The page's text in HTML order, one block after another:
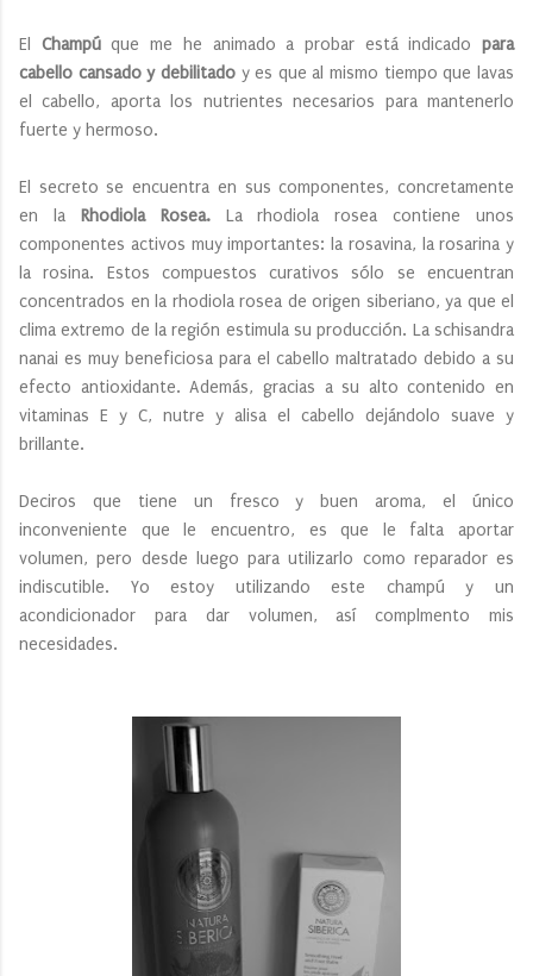
El Champúque me he animado a probar está indicadopara
cabello cansado y debilitadoy es que al mismo tiempo que lavas
el cabello, aporta los nutrientes necesarios para mantenerlo
fuerte y hermoso.
El secreto se encuentra en sus componentes, concretamente
en la Rhodiola Rosea. La rhodiola rosea contiene unos
componentes activos muy importantes: la rosavina, la rosarina y
la rosina. Estos compuestos curativos sólo se encuentran
concentrados en la rhodiola rosea de origen siberiano, ya que el
clima extremo de la región estimula su producción. La schisandra
nanai es muy beneficiosa para el cabello maltratado debido a su
efecto antioxidante. Además, gracias a su alto contenido en
vitaminas E y C, nutre y alisa el cabello dejándolo suave y
brillante.
Deciros que tiene un fresco y buen aroma, el único
inconveniente que le encuentro, es que le falta aportar
volumen, pero desde luego para utilizarlo como reparador es
indiscutible. Yo estoy utilizando este champú y un
acondicionador para dar volumen, así complmento mis
necesidades.